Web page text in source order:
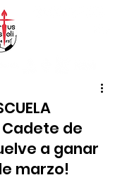
Cadete de
a ganar
marzo!